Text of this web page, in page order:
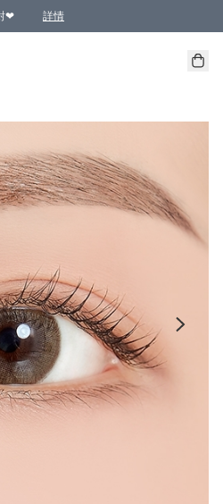
❤ 詳情
有限 售完即止
量有限 售完即止♫
4件或以上85 折；買6件或以上8 折
買4件HKD 260.00
買4件HKD 360.00
買4件HKD 180.00
買4件HKD 320.00
買4件或以上9 折；買6件或以上85 折；買8件
16.00；買4件或以上減HKD 32.00；買6
4件或以上9 折；買8件或以上85 折；買12
（適用於 特定的送貨方式 )